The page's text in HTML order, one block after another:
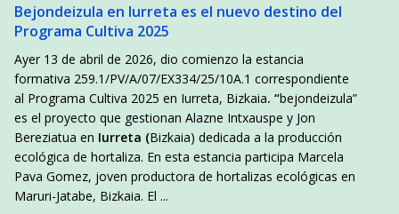
Bejondeizula en Iurreta es el nuevo destino del
Programa Cultiva 2025
Ayer 13 de abril de 2026, dio comienzo la estancia
formativa 259.1/PV/A/07/EX334/25/10A.1 correspondiente
al Programa Cultiva 2025 en Iurreta, Bizkaia. “bejondeizula”
es el proyecto que gestionan Alazne Intxauspe y Jon
Bereziatua en Iurreta (Bizkaia) dedicada a la producción
ecológica de hortaliza. En esta estancia participa Marcela
Pava Gomez, joven productora de hortalizas ecológicas en
Maruri-Jatabe, Bizkaia. El ...